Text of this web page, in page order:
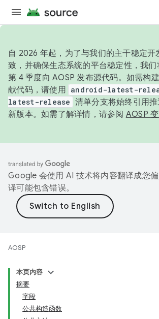
自 2026 年起，为了与我们的主干稳定开
致，并确保生态系统的平台稳定性，我
第 4 季度向 AOSP 发布源代码。如需构
献代码，请使用 android-latest-
latest-release 清单分支将始终引用
新版本。如需了解详情，请参阅 AOSP
Google 会使用 AI 技术将内容翻译成您
译可能包含错误。
AOSP
本页内容
摘要
字段
公共构造函数